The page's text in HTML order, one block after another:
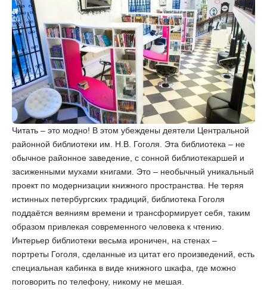
Читать – это модно! В этом убеждены деятели Центральной
районной библиотеки им. Н.В. Гоголя. Эта библиотека – не
обычное районное заведение, с сонной библиотекаршей и
засиженными мухами книгами. Это – необычный уникальный
проект по модернизации книжного пространства. Не теряя
истинных петербургских традиций, библиотека Гоголя
поддаётся веяниям времени и трансформирует себя, таким
образом привлекая современного человека к чтению.
Интерьер библиотеки весьма ироничен, на стенах –
портреты Гоголя, сделанные из цитат его произведений, есть
специальная кабинка в виде книжного шкафа, где можно
поговорить по телефону, никому не мешая.